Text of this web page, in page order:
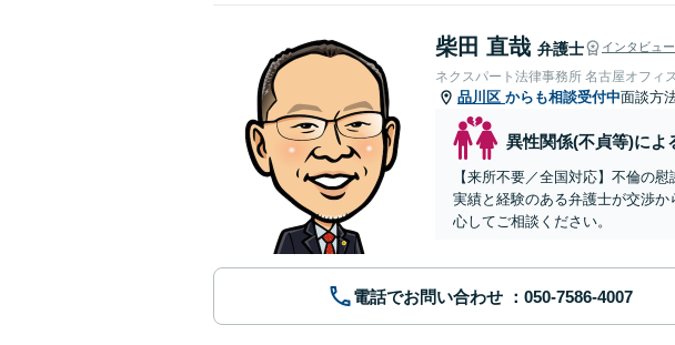
柴田 直哉 弁護士 インタビュ
ネクスパート法律事務所 名古屋オフィ
品川区 からも相談受付中面談方
異性関係(不貞等)によ
【来所不要／全国対応】不倫の
実績と経験のある弁護士が交渉
心してご相談ください。
電話でお問い合わせ